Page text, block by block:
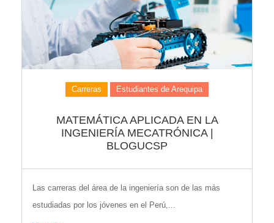
Carreras Estudiantes de Arequipa
MATEMÁTICA APLICADA EN LA
INGENIERÍA MECATRÓNICA |
BLOGUCSP
Las carreras del área de la ingeniería son de las más
estudiadas por los jóvenes en el Perú,...